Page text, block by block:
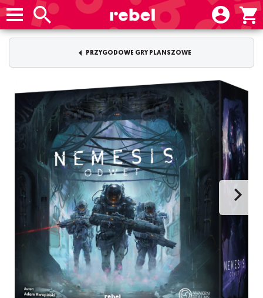
PRZYGODOWE GRY PLANSZOWE